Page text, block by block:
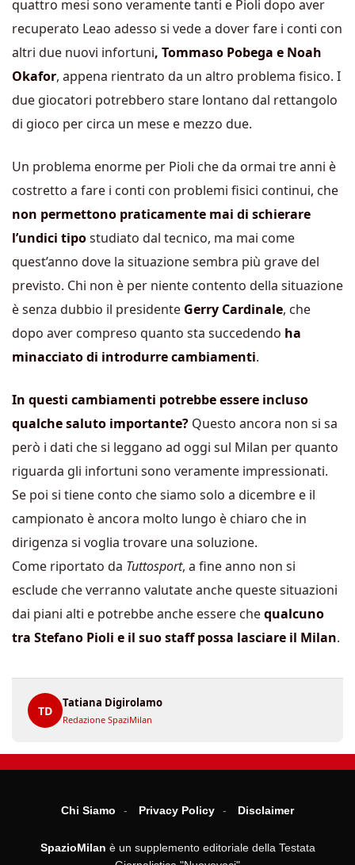
quattro mesi sono veramente tanti e Pioli dopo aver
recuperato Leao adesso si vede a dover fare i conti con
altri due nuovi infortuni, Tommaso Pobega e Noah
Okafor, appena rientrato da un altro problema fisico. I
due giocatori potrebbero stare lontano dal rettangolo
di gioco per circa un mese e mezzo due.
Un problema enorme per Pioli che da ormai tre anni è
costretto a fare i conti con problemi fisici continui, che
non permettono praticamente mai di schierare
l’undici tipostudiato dal tecnico, ma mai come
quest’anno dove la situazione sembra più grave del
previsto. Chi non è per niente contento della situazione
è senza dubbio il presidente Gerry Cardinale, che
dopo aver compreso quanto sta succedendo ha
minacciato di introdurre cambiamenti.
In questi cambiamenti potrebbe essere incluso
qualche saluto importante? Questo ancora non si sa
però i dati che si leggano ad oggi sul Milan per quanto
riguarda gli infortuni sono veramente impressionati.
Se poi si tiene conto che siamo solo a dicembre e il
campionato è ancora molto lungo è chiaro che in
dirigenza si voglia trovare una soluzione.
Come riportato da Tuttosport, a fine anno non si
esclude che verranno valutate anche queste situazioni
dai piani alti e potrebbe anche essere chequalcuno
tra Stefano Pioli e il suo staff possa lasciare il Milan.
TD
Tatiana Digirolamo
Redazione SpaziMilan
Chi Siamo Privacy Policy Disclaimer
SpazioMilan è un supplemento editoriale della Testata